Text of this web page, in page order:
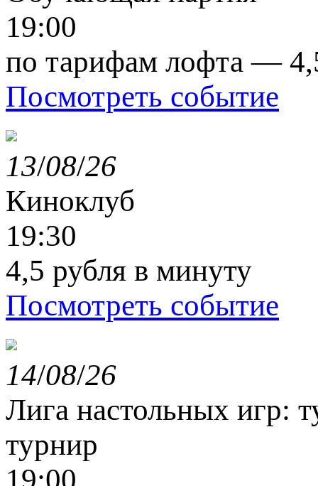
19:00
по тарифам лофта —
Посмотреть событие
13/08/26
Киноклуб
19:30
4,5 рубля в минуту
Посмотреть событие
14/08/26
Лига настольных игр:
турнир
19:00